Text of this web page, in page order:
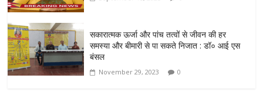
सकारात्मक ऊर्जा और पांच तत्वों से जीवन की हर
समस्या और बीमारी से पा सकते निजात : डॉ० आई एस
बंसल
November 29, 2023 0